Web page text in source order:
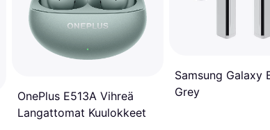
OnePlus E513A Vihreä
Langattomat Kuulokkeet
Samsung Galaxy
Grey